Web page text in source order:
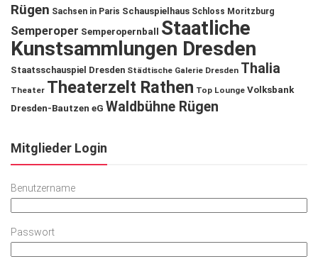
Rügen Sachsen in Paris Schauspielhaus Schloss Moritzburg
Semperoper Semperopernball
Staatliche
Kunstsammlungen Dresden
Staatsschauspiel Dresden Städtische Galerie Dresden Thalia
Theater Theaterzelt Rathen Top Lounge Volksbank
Dresden-Bautzen eG Waldbühne Rügen
Mitglieder Login
Benutzername
Passwort